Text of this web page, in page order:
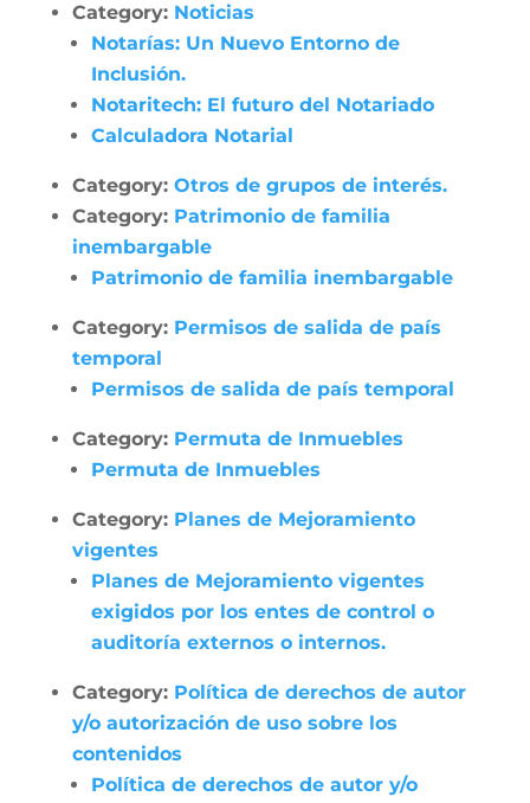
Category: Noticias
Notarías: Un Nuevo Entorno de
Inclusión.
Notaritech: El futuro del Notariado
Calculadora Notarial
Category: Otros de grupos de interés.
Category: Patrimonio de familia
inembargable
Patrimonio de familia inembargable
Category: Permisos de salida de país
temporal
Permisos de salida de país temporal
Category: Permuta de Inmuebles
Permuta de Inmuebles
Category: Planes de Mejoramiento
vigentes
Planes de Mejoramiento vigentes
exigidos por los entes de control o
auditoría externos o internos.
Category: Política de derechos de autor
y/o autorización de uso sobre los
contenidos
Política de derechos de autor y/o